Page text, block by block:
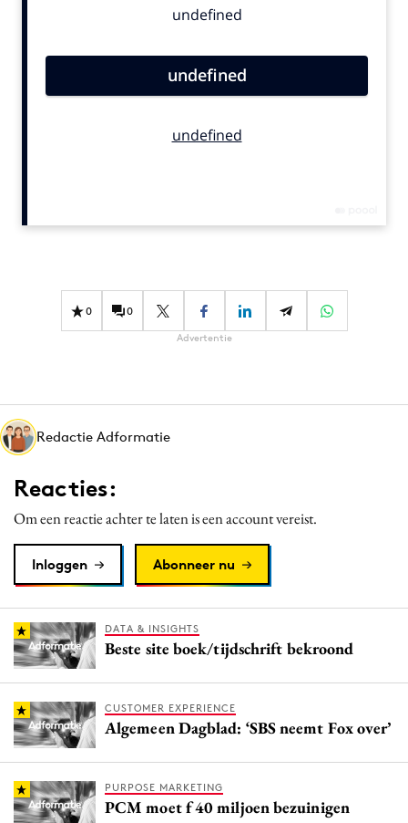
Contentmarketing
Effectiviteit
Gedragsverandering
Martech
Media
Merkstrategie
PR
Programmatic
Reputatie & crisis
0 0
Advertentie
Redactie Adformatie
Reacties:
Om een reactie achter te laten is een account vereist.
Inloggen Abonneer nu
DATA & INSIGHTS
Beste site boek/tijdschrift bekroond
CUSTOMER EXPERIENCE
Algemeen Dagblad: ‘SBS neemt Fox over’
PURPOSE MARKETING
PCM moet f 40 miljoen bezuinigen